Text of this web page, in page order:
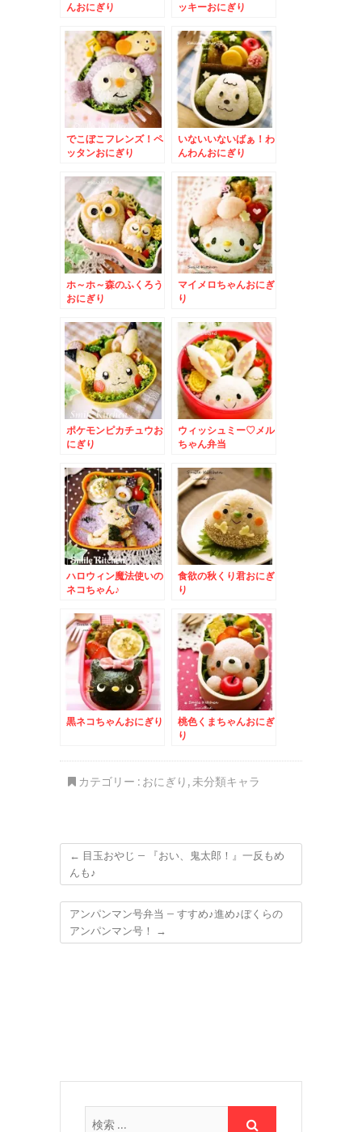
んおにぎり
ッキーおにぎり
でこぼこフレンズ！ペ
ッタンおにぎり
いないいないばぁ！わ
んわんおにぎり
ホ～ホ～森のふくろう
おにぎり
マイメロちゃんおにぎ
り
ポケモンピカチュウお
にぎり
ウィッシュミー♡メル
ちゃん弁当
ハロウィン魔法使いの
ネコちゃん♪
食欲の秋くり君おにぎ
り
黒ネコちゃんおにぎり
桃色くまちゃんおにぎ
り
カテゴリー : おにぎり ,未分類キャラ
← 目玉おやじ – 『おい、鬼太郎！』一反もめ
んも♪
アンパンマン号弁当 – すすめ♪進め♪ぼくらの
アンパンマン号！
→